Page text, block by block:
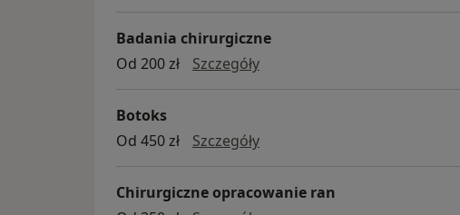
Badania chirurgiczne
Od 200 zł
Szczegółybadania chirurgiczne
Botoks
Od 450 zł
SzczegółyBotoks
Chirurgiczne opracowanie ran